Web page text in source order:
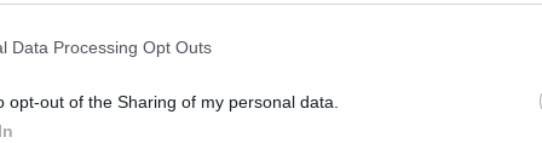
Data Processing Opt Outs
opt-out of the Sharing of my personal data.
ντοκουμέντο του Άκη
του καταγγέλει (vid)